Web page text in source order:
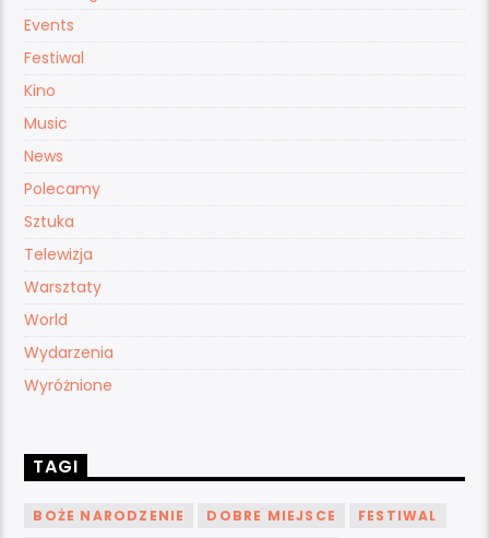
Events
Festiwal
Kino
Music
News
Polecamy
Sztuka
Telewizja
Warsztaty
World
Wydarzenia
Wyróżnione
TAGI
BOŻE NARODZENIE DOBRE MIEJSCE
FESTIWAL